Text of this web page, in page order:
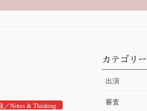
／Notes & Thinking
カテゴリー
出演
審査